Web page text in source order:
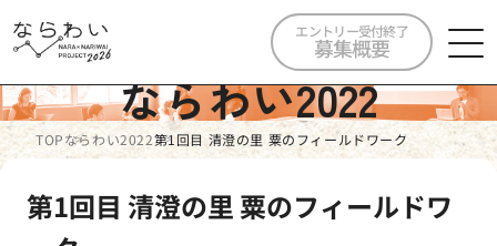
エントリー受付終了
募集概要
ならわい2022
TOPならわい2022第1回目 清澄の里 粟のフィールドワーク
第1回目 清澄の里 粟のフィールドワ